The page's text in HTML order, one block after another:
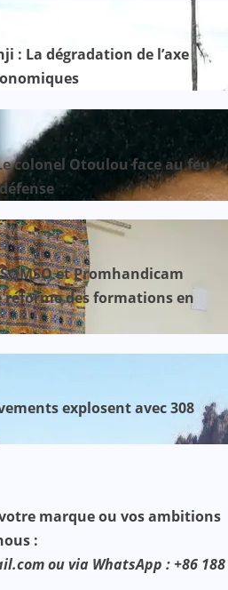
: La dégradation de l’axe
colonel Otoulou face au feu
et Promhandicam
des formations en
explosent avec 308
marque ou vos ambitions
:
ou via WhatsApp : +86 188